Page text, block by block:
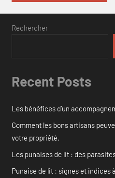
Rechercher
Recent Posts
Les bénéfices d’un
Comment les bons artisans
votre propriété.
Les punaises de lit : des
Punaise de lit : signes et indices